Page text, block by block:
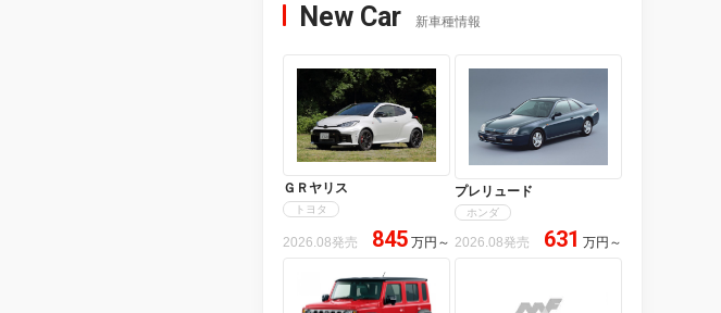
New Car 新車種情報
ＧＲヤリス
トヨタ
2026.08発売 845 万円 ～
プレリュード
ホンダ
2026.08発売 631 万円 ～